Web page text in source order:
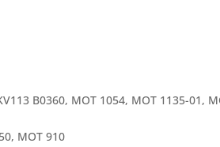
B0360, MOT 1054, MOT 1135-01,
MOT 910